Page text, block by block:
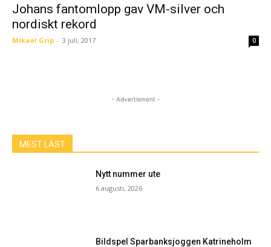
Johans fantomlopp gav VM-silver och
nordiskt rekord
Mikael Grip - 3 juli, 2017 0
- Advertisment -
MEST LÄST
Nytt nummer ute
6 augusti, 2026
Bildspel Sparbanksjoggen Katrineholm